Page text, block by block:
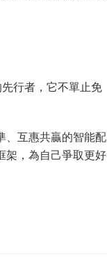
先行者，它不單止免
、互惠共贏的智能配
架，為自己爭取更好